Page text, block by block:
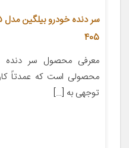
405
معرفی محصول سر دنده
محصولی است که عمدتاً
توجهی به […]